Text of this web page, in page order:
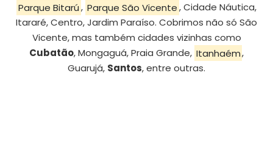
Parque Bitarú, Parque São Vicente, Cidade Náutica,
Itararé, Centro, Jardim Paraíso. Cobrimos não só São
Vicente, mas também cidades vizinhas como
Cubatão, Mongaguá, Praia Grande, Itanhaém,
Guarujá, Santos, entre outras.